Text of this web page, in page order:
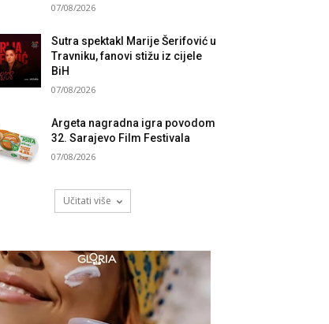
07/08/2026
Sutra spektakl Marije Šerifović u
Travniku, fanovi stižu iz cijele
BiH
07/08/2026
Argeta nagradna igra povodom
32. Sarajevo Film Festivala
07/08/2026
Učitati više